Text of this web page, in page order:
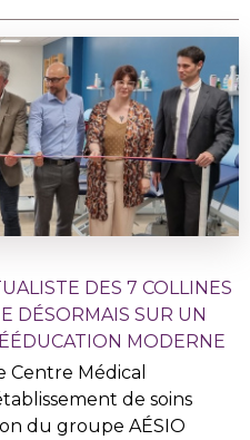
DES 7 COLLINES
DÉSORMAIS SUR UN
MODERNE
Centre Médical
de soins
du groupe AÉSIO